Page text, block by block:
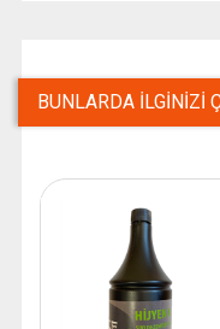
BUNLARDA İLGINIZI